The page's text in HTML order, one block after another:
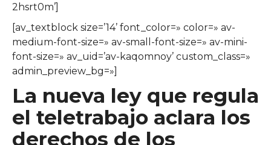
2hsrt0m’]
[av_textblock size=’14’ font_color=» color=» av-
medium-font-size=» av-small-font-size=» av-mini-
font-size=» av_uid=’av-kaqomnoy’ custom_class=»
admin_preview_bg=»]
La nueva ley que regula
el teletrabajo aclara los
derechos de los